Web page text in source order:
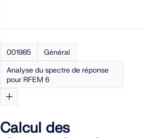
001985
Général
Analyse du spectre de réponse
pour RFEM 6
Calcul des